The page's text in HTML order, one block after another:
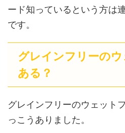
ード知っているという方は
です。
グレインフリーの
ある？
グレインフリーのウェット
っこうありました。